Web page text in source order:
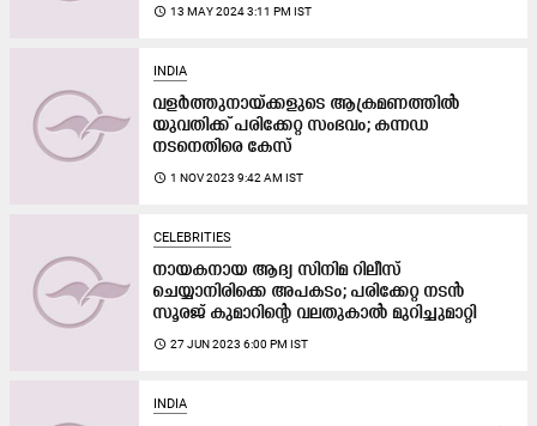
access_time 13 MAY 2024 3:11 PM IST
INDIA
വളർത്തുനായ്ക്കളുടെ ആക്രമണത്തിൽ
യുവതിക്ക് പരിക്കേറ്റ സംഭവം; കന്നഡ
നടനെതിരെ കേസ്
access_time 1 NOV 2023 9:42 AM IST
CELEBRITIES
നായകനായ ആദ്യ സിനിമ റിലീസ്
ചെയ്യാനിരിക്കെ അപകടം; പരിക്കേറ്റ നടൻ
സൂരജ് കുമാറിന്റെ വലതുകാല്‍ മുറിച്ചുമാറ്റി
access_time 27 JUN 2023 6:00 PM IST
INDIA